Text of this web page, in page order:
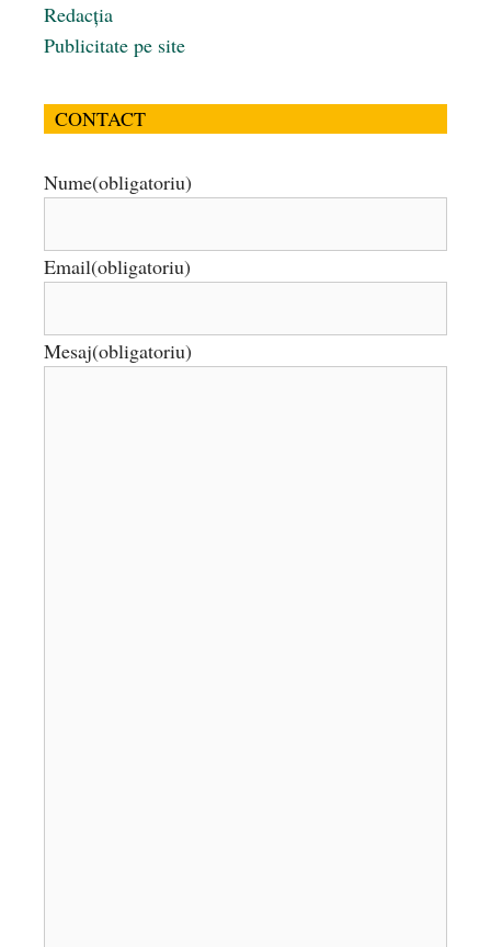
Redacția
Publicitate pe site
CONTACT
Nume(obligatoriu)
Email(obligatoriu)
Mesaj(obligatoriu)